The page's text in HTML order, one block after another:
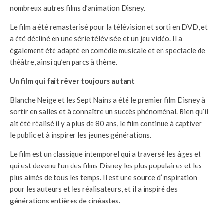
nombreux autres films d’animation Disney.
Le film a été remasterisé pour la télévision et sorti en DVD, et
a été décliné en une série télévisée et un jeu vidéo. Il a
également été adapté en comédie musicale et en spectacle de
théâtre, ainsi qu’en parcs à thème.
Un film qui fait rêver toujours autant
Blanche Neige et les Sept Nains a été le premier film Disney à
sortir en salles et à connaître un succès phénoménal. Bien qu’il
ait été réalisé il y a plus de 80 ans, le film continue à captiver
le public et à inspirer les jeunes générations.
Le film est un classique intemporel qui a traversé les âges et
qui est devenu l’un des films Disney les plus populaires et les
plus aimés de tous les temps. Il est une source d’inspiration
pour les auteurs et les réalisateurs, et il a inspiré des
générations entières de cinéastes.